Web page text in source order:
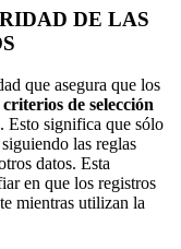
DE LAS
que asegura que los
de selección
Esto significa que sólo
las reglas
datos. Esta
en que los registros
mientras utilizan la